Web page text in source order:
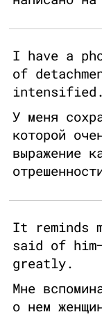
I have a
of
intensified.
У меня
которой
выражение
It reminds
said of
greatly.
Мне
о нем